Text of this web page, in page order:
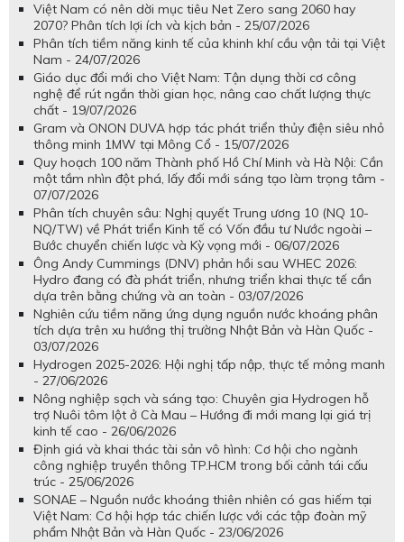
Việt Nam có nên dời mục tiêu Net Zero sang 2060 hay
2070? Phân tích lợi ích và kịch bản - 25/07/2026
Phân tích tiềm năng kinh tế của khinh khí cầu vận tải tại Việt
Nam - 24/07/2026
Giáo dục đổi mới cho Việt Nam: Tận dụng thời cơ công
nghệ để rút ngắn thời gian học, nâng cao chất lượng thực
chất - 19/07/2026
Gram và ONON DUVA hợp tác phát triển thủy điện siêu nhỏ
thông minh 1MW tại Mông Cổ - 15/07/2026
Quy hoạch 100 năm Thành phố Hồ Chí Minh và Hà Nội: Cần
một tầm nhìn đột phá, lấy đổi mới sáng tạo làm trọng tâm -
07/07/2026
Phân tích chuyên sâu: Nghị quyết Trung ương 10 (NQ 10-
NQ/TW) về Phát triển Kinh tế có Vốn đầu tư Nước ngoài –
Bước chuyển chiến lược và Kỳ vọng mới - 06/07/2026
Ông Andy Cummings (DNV) phản hồi sau WHEC 2026:
Hydro đang có đà phát triển, nhưng triển khai thực tế cần
dựa trên bằng chứng và an toàn - 03/07/2026
Nghiên cứu tiềm năng ứng dụng nguồn nước khoáng phân
tích dựa trên xu hướng thị trường Nhật Bản và Hàn Quốc -
03/07/2026
Hydrogen 2025-2026: Hội nghị tấp nập, thực tế mỏng manh
- 27/06/2026
Nông nghiệp sạch và sáng tạo: Chuyên gia Hydrogen hỗ
trợ Nuôi tôm lột ở Cà Mau – Hướng đi mới mang lại giá trị
kinh tế cao - 26/06/2026
Định giá và khai thác tài sản vô hình: Cơ hội cho ngành
công nghiệp truyền thông TP.HCM trong bối cảnh tái cấu
trúc - 25/06/2026
SONAE – Nguồn nước khoáng thiên nhiên có gas hiếm tại
Việt Nam: Cơ hội hợp tác chiến lược với các tập đoàn mỹ
phẩm Nhật Bản và Hàn Quốc - 23/06/2026